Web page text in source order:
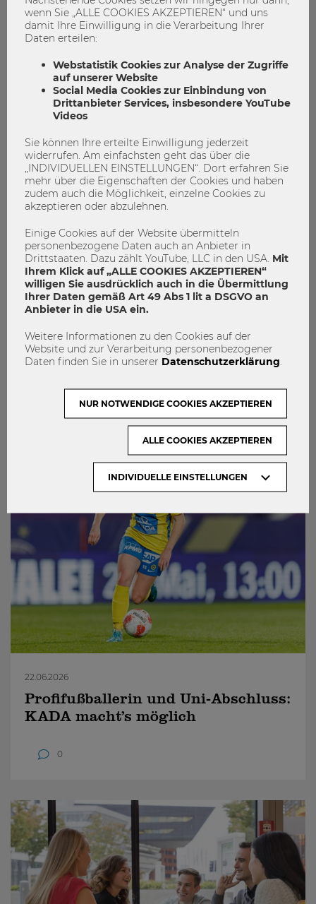
Das könnte dich auch Interessieren
09.07.2026
E&I Touchdown 2026: Studierende
pitchen Geschäftsmodelle vor
Wirtschaft und Startup-Community
22.06.2026
Profifußballerin und Uni-Abschluss:
KADA macht’s möglich
0
wenn Sie „ALLE COOKIES AKZEPTIEREN“ und uns
damit Ihre Einwilligung in die Verarbeitung Ihrer
Daten erteilen:
Webstatistik Cookies zur Analyse der Zugriffe
auf unserer Website
Social Media Cookies zur Einbindung von
Drittanbieter Services, insbesondere YouTube
Videos
Sie können Ihre erteilte Einwilligung jederzeit
widerrufen. Am einfachsten geht das über die
„INDIVIDUELLEN EINSTELLUNGEN“. Dort erfahren Sie
mehr über die Eigenschaften der Cookies und haben
zudem auch die Möglichkeit, einzelne Cookies zu
akzeptieren oder abzulehnen.
Einige Cookies auf der Website übermitteln
personenbezogene Daten auch an Anbieter in
Drittstaaten. Dazu zählt YouTube, LLC in den USA. Mit
Ihrem Klick auf „ALLE COOKIES AKZEPTIEREN“
willigen Sie ausdrücklich auch in die Übermittlung
Ihrer Daten gemäß Art 49 Abs 1 lit a DSGVO an
Anbieter in die USA ein.
Weitere Informationen zu den Cookies auf der
Website und zur Verarbeitung personenbezogener
Daten finden Sie in unserer Datenschutzerklärung
INDIVIDUELLE EINSTELLUNGEN
NUR NOTWENDIGE COOKIES AKZEPTIEREN
ALLE COOKIES AKZEPTIEREN